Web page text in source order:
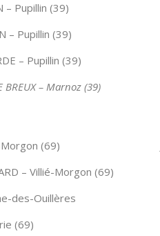
– Pupillin (39)
– Pupillin (39)
– Pupillin (39)
BREUX – Marnoz (39)
(69)
– Villié-Morgon (69)
des-Ouillères
(69)